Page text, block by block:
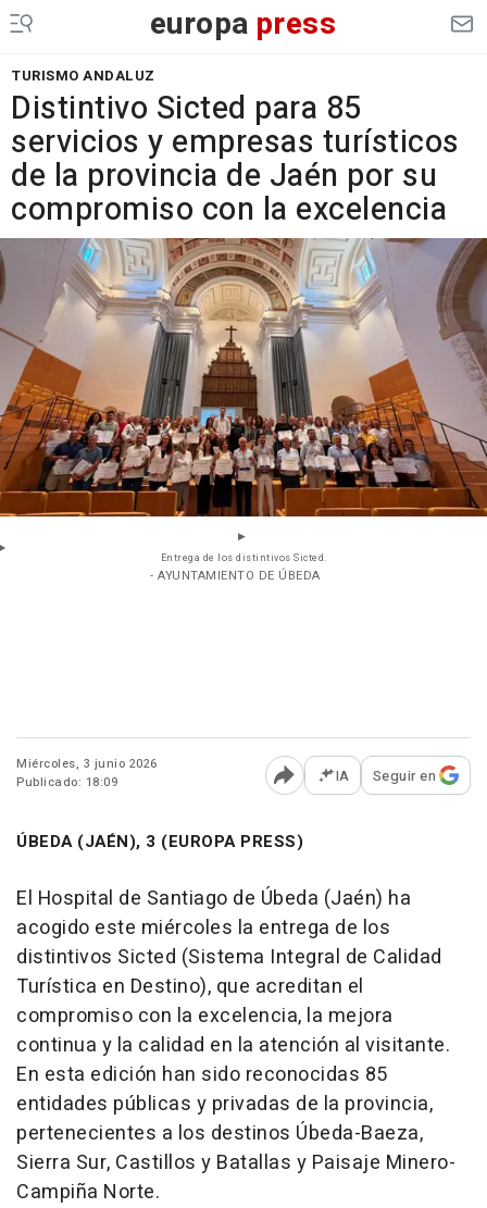
europa press
TURISMO ANDALUZ
Distintivo Sicted para 85
servicios y empresas turísticos
de la provincia de Jaén por su
compromiso con la excelencia
Entrega de los distintivos Sicted.
- AYUNTAMIENTO DE ÚBEDA
Miércoles, 3 junio 2026
Publicado: 18:09
Abrir opciones para
IA Seguir en
ÚBEDA (JAÉN), 3 (EUROPA PRESS)
El Hospital de Santiago de Úbeda (Jaén) ha
acogido este miércoles la entrega de los
distintivos Sicted (Sistema Integral de Calidad
Turística en Destino), que acreditan el
compromiso con la excelencia, la mejora
continua y la calidad en la atención al visitante.
En esta edición han sido reconocidas 85
entidades públicas y privadas de la provincia,
pertenecientes a los destinos Úbeda-Baeza,
Sierra Sur, Castillos y Batallas y Paisaje Minero-
Campiña Norte.